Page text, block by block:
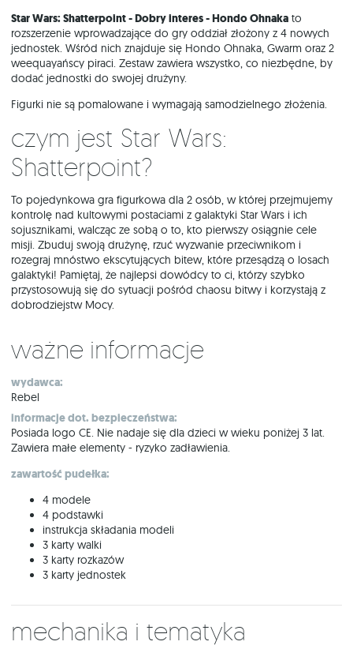
Star Wars: Shatterpoint - Dobry interes - Hondo Ohnaka to
rozszerzenie wprowadzające do gry oddział złożony z 4 nowych
jednostek. Wśród nich znajduje się Hondo Ohnaka, Gwarm oraz 2
weequayańscy piraci. Zestaw zawiera wszystko, co niezbędne, by
dodać jednostki do swojej drużyny.
Figurki nie są pomalowane i wymagają samodzielnego złożenia.
Czym jest Star Wars:
Shatterpoint?
To pojedynkowa gra figurkowa dla 2 osób, w której przejmujemy
kontrolę nad kultowymi postaciami z galaktyki Star Wars i ich
sojusznikami, walcząc ze sobą o to, kto pierwszy osiągnie cele
misji. Zbuduj swoją drużynę, rzuć wyzwanie przeciwnikom i
rozegraj mnóstwo ekscytujących bitew, które przesądzą o losach
galaktyki! Pamiętaj, że najlepsi dowódcy to ci, którzy szybko
przystosowują się do sytuacji pośród chaosu bitwy i korzystają z
dobrodziejstw Mocy.
Ważne informacje
wydawca:
Rebel
informacje dot. bezpieczeństwa:
Posiada logo CE. Nie nadaje się dla dzieci w wieku poniżej 3 lat.
Zawiera małe elementy - ryzyko zadławienia.
zawartość pudełka:
4 modele
4 podstawki
instrukcja składania modeli
3 karty walki
3 karty rozkazów
3 karty jednostek
Mechanika i tematyka